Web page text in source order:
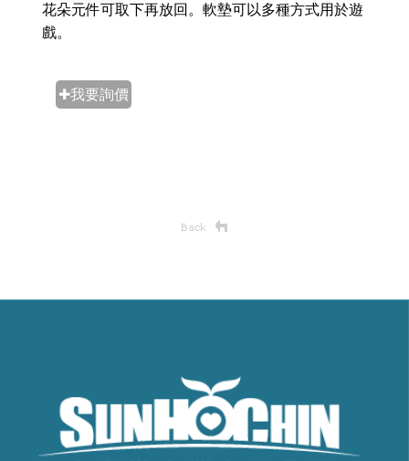
花朵元件可取下再放回。軟墊可以多種方式用於遊
戲。
✚我要詢價